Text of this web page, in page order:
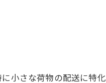
小さな荷物の配送に特